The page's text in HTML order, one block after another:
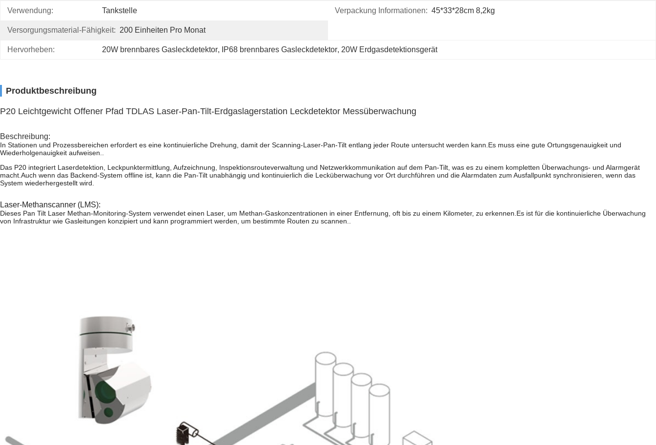
Verwendung: Tankstelle Verpackung Informationen: 45*33*28cm 8,2kg
Versorgungsmaterial-Fähigkeit: 200 Einheiten Pro Monat
Hervorheben: 20W brennbares Gasleckdetektor, IP68 brennbares Gasleckdetektor, 20W Erdgasdetektionsgerät
Produktbeschreibung
P20 Leichtgewicht Offener Pfad TDLAS Laser-Pan-Tilt-Erdgaslagerstation Leckdetektor Messüberwachung
Beschreibung:
In Stationen und Prozessbereichen erfordert es eine kontinuierliche Drehung, damit der Scanning-Laser-Pan-Tilt entlang jeder Route untersucht werden kann.Es muss eine gute Ortungsgenauigkeit und
Wiederholgenauigkeit aufweisen..
Das P20 integriert Laserdetektion, Leckpunktermittlung, Aufzeichnung, Inspektionsrouteverwaltung und Netzwerkkommunikation auf dem Pan-Tilt, was es zu einem kompletten Überwachungs- und Alarmgerät
macht.Auch wenn das Backend-System offline ist, kann die Pan-Tilt unabhängig und kontinuierlich die Lecküberwachung vor Ort durchführen und die Alarmdaten zum Ausfallpunkt synchronisieren, wenn das
System wiederhergestellt wird.
Laser-Methanscanner (LMS):
Dieses Pan Tilt Laser Methan-Monitoring-System verwendet einen Laser, um Methan-Gaskonzentrationen in einer Entfernung, oft bis zu einem Kilometer, zu erkennen.Es ist für die kontinuierliche Überwachung
von Infrastruktur wie Gasleitungen konzipiert und kann programmiert werden, um bestimmte Routen zu scannen..